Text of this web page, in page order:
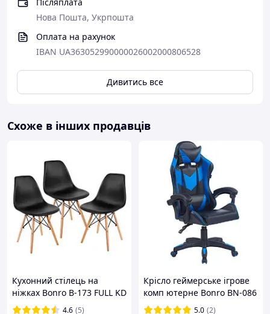
Нова Пошта, Укрпошта
Оплата на рахунок
IBAN UA363052990000026002000806528
Дивитись все
Схоже в інших продавців
Кухонний стілець на
ніжках Bonro В-173 FULL KD
чорний (3 шт) з м яким
4.6 (5)
Крісло геймерське ігрове
комп ютерне Bonro BN-086
синє з подушкою 42401099
5.0 (2)